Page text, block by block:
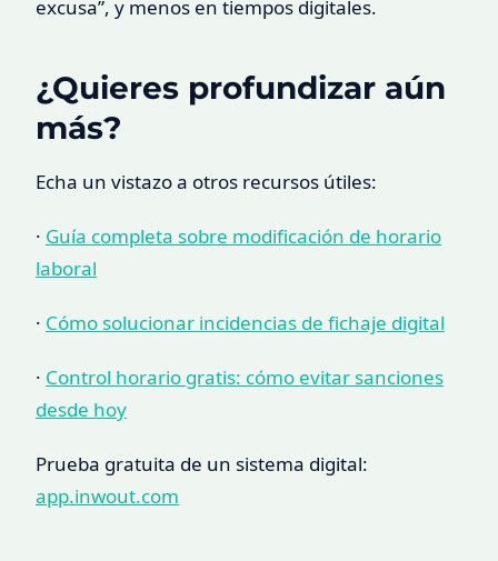
excusa”, y menos en tiempos digitales.
¿Quieres profundizar aún
más?
Echa un vistazo a otros recursos útiles:
· Guía completa sobre modificación de horario
laboral
· Cómo solucionar incidencias de fichaje digital
· Control horario gratis: cómo evitar sanciones
desde hoy
Prueba gratuita de un sistema digital:
app.inwout.com